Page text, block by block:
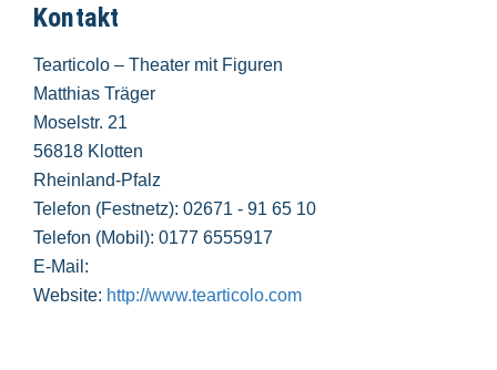
Kontakt
Tearticolo – Theater mit Figuren
Matthias Träger
Moselstr. 21
56818 Klotten
Rheinland-Pfalz
Telefon (Festnetz): 02671 - 91 65 10
Telefon (Mobil): 0177 6555917
E-Mail:
Website: http://www.tearticolo.com